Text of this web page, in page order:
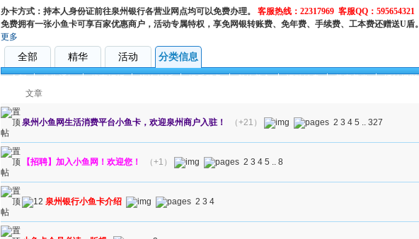
办卡方式：持本人身份证前往泉州银行各营业网点均可以免费办理。 客服热线：22317969 客服QQ：595654321
免费拥有一张小鱼卡可享百家优惠商户，活动专属特权，享免网银转账费、免年费、手续费、工本费还赠送U盾。
更多
全部 精华 活动 分类信息
全部 公告通知 优惠打折 咨询投诉 娱乐服务 餐饮美食 运动健身 美容美发 婚纱摄影
文章
泉州小鱼网生活消费平台小鱼卡，欢迎泉州商户入驻！ （+21） 2 3 4 5 .. 327
【招聘】加入小鱼网！欢迎您！ （+1） 2 3 4 5 .. 8
泉州银行小鱼卡介绍 2 3 4